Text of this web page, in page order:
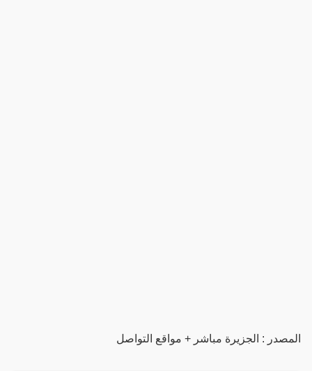
المصدر : الجزيرة مباشر + مواقع التواصل